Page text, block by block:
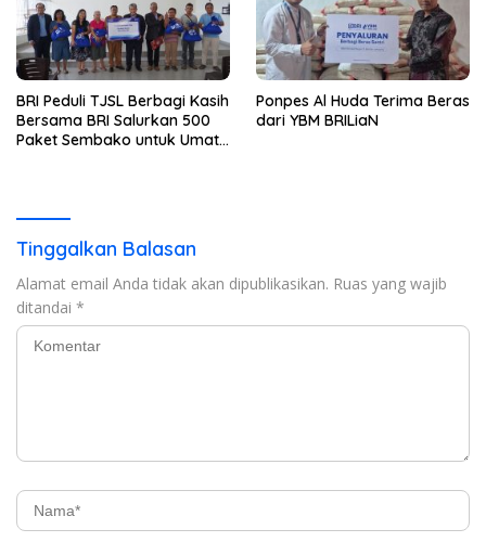
BRI Peduli TJSL Berbagi Kasih
Bersama BRI Salurkan 500
Paket Sembako untuk Umat
Ponpes Al Huda Terima Beras
dari YBM BRILiaN
Tinggalkan Balasan
Alamat email Anda tidak akan dipublikasikan. Ruas yang wajib
ditandai *